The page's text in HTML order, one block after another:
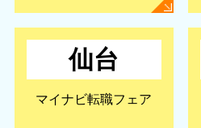
仙台
マイナビ転職フェア